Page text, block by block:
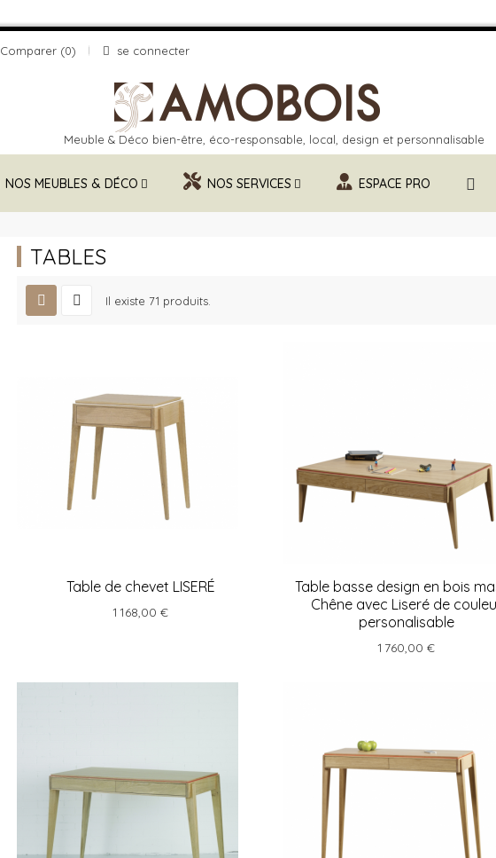
Comparer 0 se connecter
Meuble & Déco bien-être, éco-responsable, local, design et personnalisable
NOS MEUBLES & DÉCO NOS SERVICES ESPACE PRO
TABLES
Il existe 71 produits.
Table de chevet LISERÉ
1 168,00 €
Table basse design en bois
Chêne avec Liseré de
personalisable
1 760,00 €